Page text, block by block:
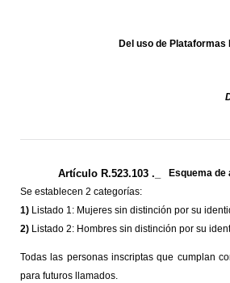
Del uso de
Artículo R.523.103 ._
Esquema
Se establecen 2 categorías:
1) Listado 1: Mujeres sin distinción por su
2) Listado 2: Hombres sin distinción por su
Todas las personas inscriptas que cumplan
para futuros llamados.